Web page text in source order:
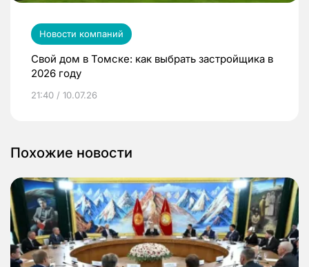
Новости компаний
Свой дом в Томске: как выбрать застройщика в
2026 году
21:40 / 10.07.26
Похожие новости